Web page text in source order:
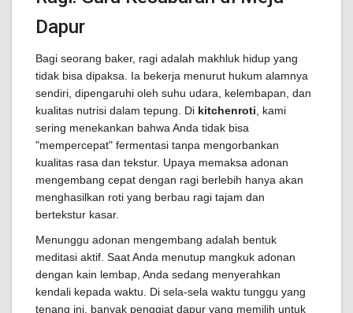
Dapur
Bagi seorang baker, ragi adalah makhluk hidup yang
tidak bisa dipaksa. Ia bekerja menurut hukum alamnya
sendiri, dipengaruhi oleh suhu udara, kelembapan, dan
kualitas nutrisi dalam tepung. Di kitchenroti , kami
sering menekankan bahwa Anda tidak bisa
"mempercepat" fermentasi tanpa mengorbankan
kualitas rasa dan tekstur. Upaya memaksa adonan
mengembang cepat dengan ragi berlebih hanya akan
menghasilkan roti yang berbau ragi tajam dan
bertekstur kasar.
Menunggu adonan mengembang adalah bentuk
meditasi aktif. Saat Anda menutup mangkuk adonan
dengan kain lembap, Anda sedang menyerahkan
kendali kepada waktu. Di sela-sela waktu tunggu yang
tenang ini, banyak penggiat dapur yang memilih untuk